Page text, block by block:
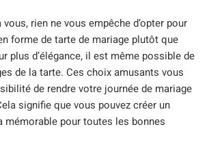
rien ne vous empêche d’opter pour
forme de tarte de mariage plutôt que
plus d’élégance, il est même possible de
de la tarte. Ces choix amusants vous
de rendre votre journée de mariage
signifie que vous pouvez créer un
mémorable pour toutes les bonnes